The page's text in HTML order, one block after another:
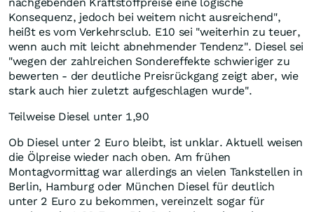
Konsequenz, jedoch bei weitem nicht ausreichend",
heißt es vom Verkehrsclub. E10 sei "weiterhin zu teuer,
wenn auch mit leicht abnehmender Tendenz". Diesel sei
"wegen der zahlreichen Sondereffekte schwieriger zu
bewerten - der deutliche Preisrückgang zeigt aber, wie
stark auch hier zuletzt aufgeschlagen wurde".
Teilweise Diesel unter 1,90
Ob Diesel unter 2 Euro bleibt, ist unklar. Aktuell weisen
die Ölpreise wieder nach oben. Am frühen
Montagvormittag war allerdings an vielen Tankstellen in
Berlin, Hamburg oder München Diesel für deutlich
unter 2 Euro zu bekommen, vereinzelt sogar für